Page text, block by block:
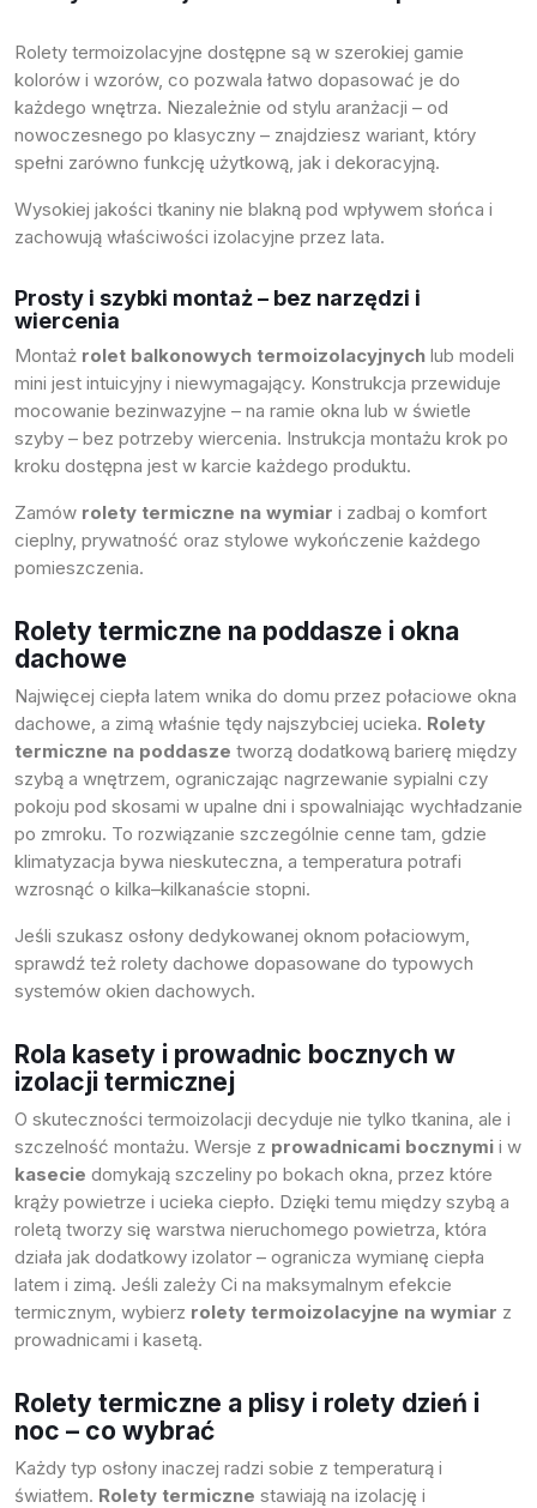
Rolety termoizolacyjne dostępne są w szerokiej gamie
kolorów i wzorów, co pozwala łatwo dopasować je do
każdego wnętrza. Niezależnie od stylu aranżacji – od
nowoczesnego po klasyczny – znajdziesz wariant, który
spełni zarówno funkcję użytkową, jak i dekoracyjną.
Wysokiej jakości tkaniny nie blakną pod wpływem słońca i
zachowują właściwości izolacyjne przez lata.
Prosty i szybki montaż – bez narzędzi i
wiercenia
Montaż rolet balkonowych termoizolacyjnych lub modeli
mini jest intuicyjny i niewymagający. Konstrukcja przewiduje
mocowanie bezinwazyjne – na ramie okna lub w świetle
szyby – bez potrzeby wiercenia. Instrukcja montażu krok po
kroku dostępna jest w karcie każdego produktu.
Zamów rolety termiczne na wymiar i zadbaj o komfort
cieplny, prywatność oraz stylowe wykończenie każdego
pomieszczenia.
Rolety termiczne na poddasze i okna
dachowe
Najwięcej ciepła latem wnika do domu przez połaciowe okna
dachowe, a zimą właśnie tędy najszybciej ucieka. Rolety
termiczne na poddasze tworzą dodatkową barierę między
szybą a wnętrzem, ograniczając nagrzewanie sypialni czy
pokoju pod skosami w upalne dni i spowalniając wychładzanie
po zmroku. To rozwiązanie szczególnie cenne tam, gdzie
klimatyzacja bywa nieskuteczna, a temperatura potrafi
wzrosnąć o kilka–kilkanaście stopni.
Jeśli szukasz osłony dedykowanej oknom połaciowym,
sprawdź też rolety dachowe dopasowane do typowych
systemów okien dachowych.
Rola kasety i prowadnic bocznych w
izolacji termicznej
O skuteczności termoizolacji decyduje nie tylko tkanina, ale i
szczelność montażu. Wersje z prowadnicami bocznymi i w
kasecie domykają szczeliny po bokach okna, przez które
krąży powietrze i ucieka ciepło. Dzięki temu między szybą a
roletą tworzy się warstwa nieruchomego powietrza, która
działa jak dodatkowy izolator – ogranicza wymianę ciepła
latem i zimą. Jeśli zależy Ci na maksymalnym efekcie
termicznym, wybierz rolety termoizolacyjne na wymiar z
prowadnicami i kasetą.
Rolety termiczne a plisy i rolety dzień i
noc – co wybrać
Każdy typ osłony inaczej radzi sobie z temperaturą i
światłem. Rolety termiczne stawiają na izolację i